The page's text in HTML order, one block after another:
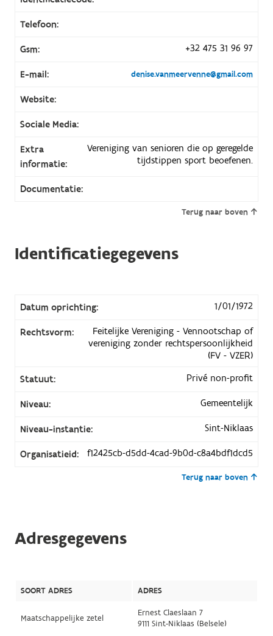
Telefoon:
Gsm: +32 475 31 96 97
E-mail: denise.vanmeervenne@gmail.com
Website:
Sociale Media:
Extra
informatie:
Vereniging van senioren die op geregelde
tijdstippen sport beoefenen.
Documentatie:
Terug naar boven
Identificatiegegevens
Datum oprichting: 1/01/1972
Rechtsvorm:
Feitelijke Vereniging - Vennootschap of
vereniging zonder rechtspersoonlijkheid
(FV - VZER)
Statuut:
Privé non-profit
Niveau: Gemeentelijk
Niveau-instantie: Sint-Niklaas
Organisatieid: f12425cb-d5dd-4cad-9b0d-c8a4bdf1dcd5
Terug naar boven
Adresgegevens
SOORT ADRES ADRES
Maatschappelijke zetel
Ernest Claeslaan 7
9111 Sint-Niklaas (Belsele)